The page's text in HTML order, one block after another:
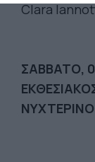
Clara
ΣΑΒΒΑΤΟ,